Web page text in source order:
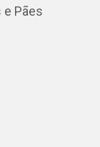
e Pães